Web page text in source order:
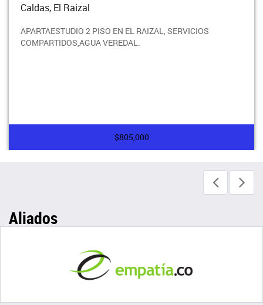
Caldas, El Raizal
APARTAESTUDIO 2 PISO EN EL RAIZAL, SERVICIOS
COMPARTIDOS,AGUA VEREDAL.
$805,000
Aliados